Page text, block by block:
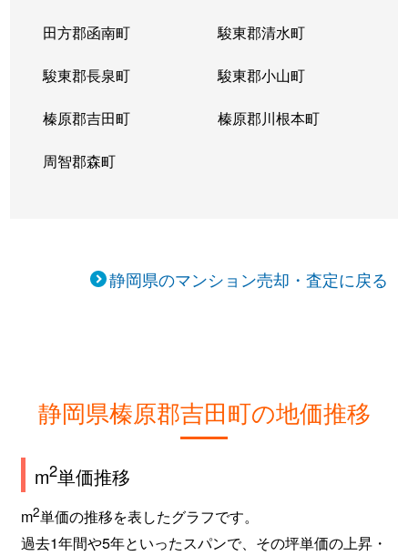
田方郡函南町 駿東郡清水町
駿東郡長泉町 駿東郡小山町
榛原郡吉田町 榛原郡川根本町
周智郡森町
静岡県のマンション売却・査定に戻る
静岡県榛原郡吉田町の地価推移
m2単価推移
m2単価の推移を表したグラフです。
過去1年間や5年といったスパンで、その坪単価の上昇・